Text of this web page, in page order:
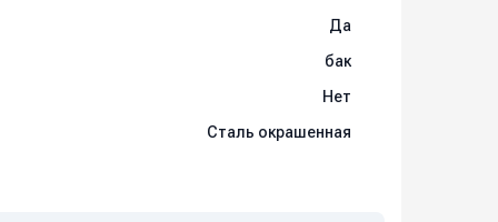
Да
бак
Нет
Сталь окрашенная